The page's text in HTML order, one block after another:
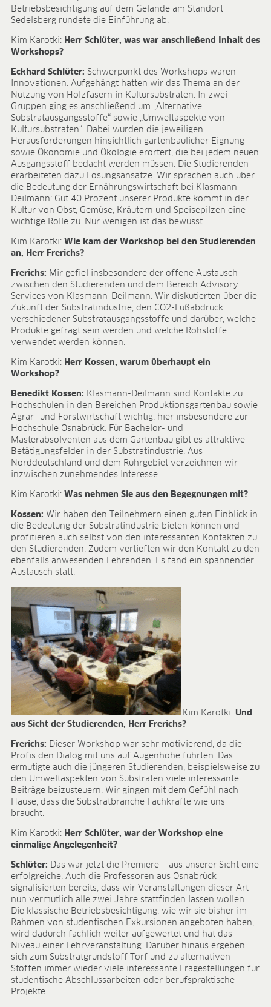
Stellenangebote
Benefits
Ausbildung und duales Studium
Kontakt
MEDIATHEK
Anwendungsvideos
Virtual Reality Videos
Produktblätter
Zertifikate
Broschüren
BLOG
BLOG
KONTAKT
CONTACT
Betriebsbesichtigung auf dem Gelände am Standort
Sedelsberg rundete die Einführung ab.
Kim Karotki:Herr Schlüter, was war anschließend Inhalt des
Workshops?
Eckhard Schlüter: Schwerpunkt des Workshops waren
Innovationen. Aufgehängt hatten wir das Thema an der
Nutzung von Holzfasern in Kultursubstraten. In zwei
Gruppen ging es anschließend um „Alternative
Substratausgangsstoffe“ sowie „Umweltaspekte von
Kultursubstraten“. Dabei wurden die jeweiligen
Herausforderungen hinsichtlich gartenbaulicher Eignung
sowie Ökonomie und Ökologie erörtert, die bei jedem neuen
Ausgangsstoff bedacht werden müssen. Die Studierenden
erarbeiteten dazu Lösungsansätze. Wir sprachen auch über
die Bedeutung der Ernährungswirtschaft bei Klasmann-
Deilmann: Gut 40 Prozent unserer Produkte kommt in der
Kultur von Obst, Gemüse, Kräutern und Speisepilzen eine
wichtige Rolle zu. Nur wenigen ist das bewusst.
Kim Karotki: Wie kam der Workshop bei den Studierenden
an, Herr Frerichs?
Frerichs: Mir gefiel insbesondere der offene Austausch
zwischen den Studierenden und dem Bereich Advisory
Services von Klasmann-Deilmann. Wir diskutierten über die
Zukunft der Substratindustrie, den CO2-Fußabdruck
verschiedener Substratausgangsstoffe und darüber, welche
Produkte gefragt sein werden und welche Rohstoffe
verwendet werden können.
Kim Karotki:Herr Kossen, warum überhaupt ein
Workshop?
Benedikt Kossen: Klasmann-Deilmann sind Kontakte zu
Hochschulen in den Bereichen Produktionsgartenbau sowie
Agrar- und Forstwirtschaft wichtig, hier insbesondere zur
Hochschule Osnabrück. Für Bachelor- und
Masterabsolventen aus dem Gartenbau gibt es attraktive
Betätigungsfelder in der Substratindustrie. Aus
Norddeutschland und dem Ruhrgebiet verzeichnen wir
inzwischen zunehmendes Interesse.
Kim Karotki:Was nehmen Sie aus den Begegnungen mit?
Kossen: Wir haben den Teilnehmern einen guten Einblick in
die Bedeutung der Substratindustrie bieten können und
profitieren auch selbst von den interessanten Kontakten zu
den Studierenden. Zudem vertieften wir den Kontakt zu den
ebenfalls anwesenden Lehrenden. Es fand ein spannender
Austausch statt.
Kim Karotki: Und
aus Sicht der Studierenden, Herr Frerichs?
Frerichs: Dieser Workshop war sehr motivierend, da die
Profis den Dialog mit uns auf Augenhöhe führten. Das
ermutigte auch die jüngeren Studierenden, beispielsweise zu
den Umweltaspekten von Substraten viele interessante
Beiträge beizusteuern. Wir gingen mit dem Gefühl nach
Hause, dass die Substratbranche Fachkräfte wie uns
braucht.
Kim Karotki:Herr Schlüter, war der Workshop eine
einmalige Angelegenheit?
Schlüter: Das war jetzt die Premiere – aus unserer Sicht eine
erfolgreiche. Auch die Professoren aus Osnabrück
signalisierten bereits, dass wir Veranstaltungen dieser Art
nun vermutlich alle zwei Jahre stattfinden lassen wollen.
Die klassische Betriebsbesichtigung, wie wir sie bisher im
Rahmen von studentischen Exkursionen angeboten haben,
wird dadurch fachlich weiter aufgewertet und hat das
Niveau einer Lehrveranstaltung. Darüber hinaus ergeben
sich zum Substratgrundstoff Torf und zu alternativen
Stoffen immer wieder viele interessante Fragestellungen für
studentische Abschlussarbeiten oder berufspraktische
Projekte.